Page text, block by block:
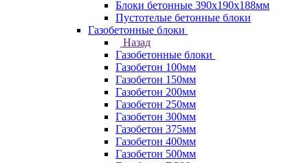
Блоки бетонные 390х190х188мм
Пустотелые бетонные блоки
Газобетонные блоки
Назад
Газобетонные блоки
Газобетон 100мм
Газобетон 150мм
Газобетон 200мм
Газобетон 250мм
Газобетон 300мм
Газобетон 375мм
Газобетон 400мм
Газобетон 500мм